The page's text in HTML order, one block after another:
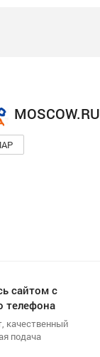
MOSCOW.RU
сайтом с
телефона
качественный
подача